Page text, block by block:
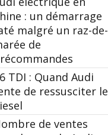
: un démarrage
malgré un raz-de-
de
TDI : Quand Audi
de ressusciter le
de ventes